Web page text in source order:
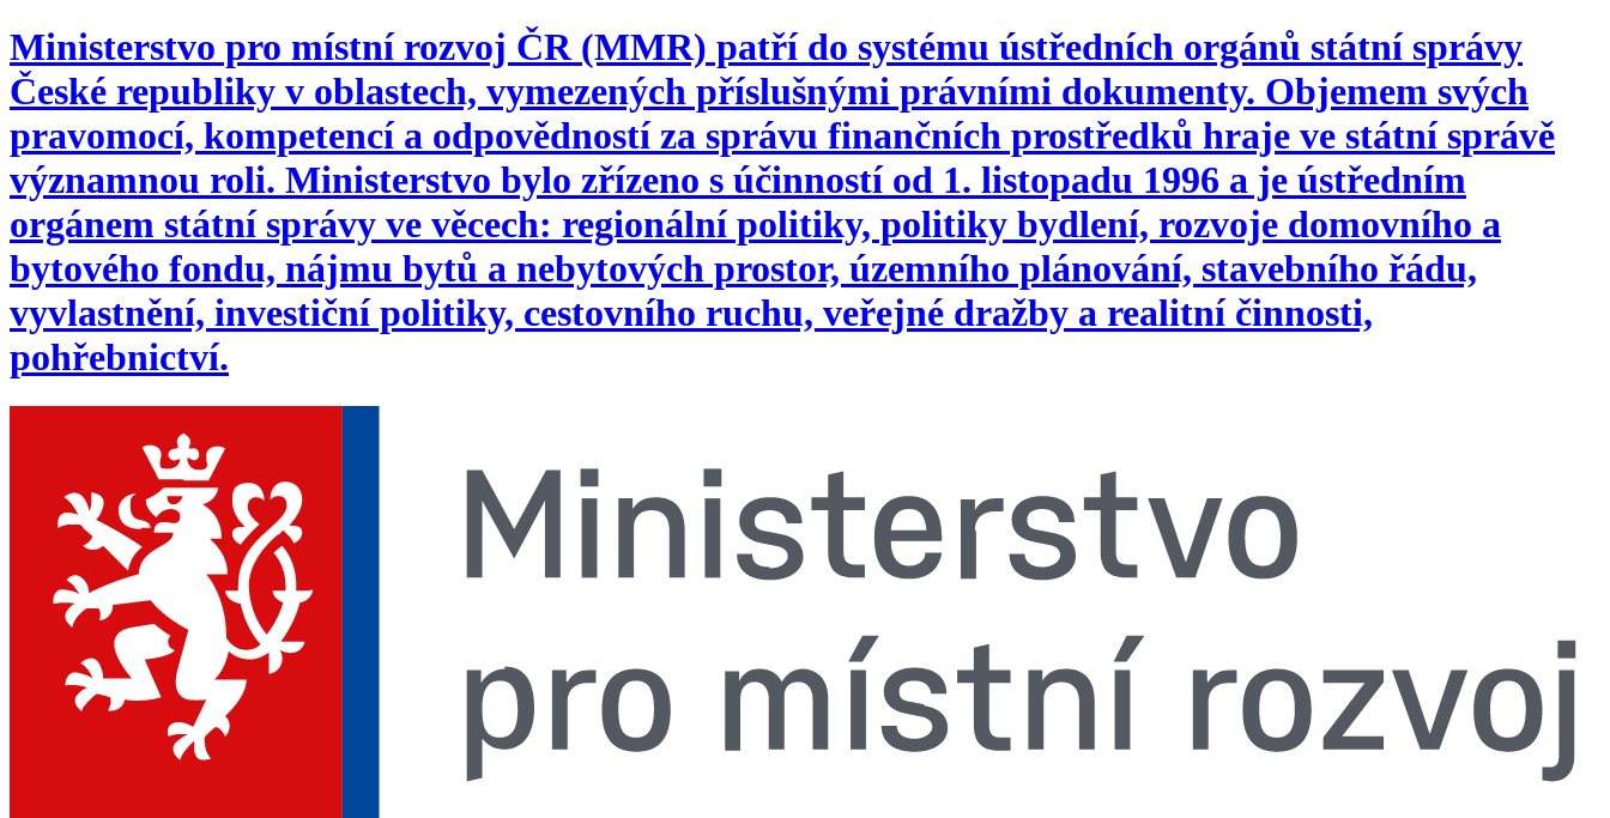
Ministerstvo pro místní rozvoj ČR (MMR) patří do systému ústředních orgánů státní správy
České republiky v oblastech, vymezených příslušnými právními dokumenty. Objemem svých
pravomocí, kompetencí a odpovědností za správu finančních prostředků hraje ve státní správě
významnou roli. Ministerstvo bylo zřízeno s účinností od 1. listopadu 1996 a je ústředním
orgánem státní správy ve věcech: regionální politiky, politiky bydlení, rozvoje domovního a
bytového fondu, nájmu bytů a nebytových prostor, územního plánování, stavebního řádu,
vyvlastnění, investiční politiky, cestovního ruchu, veřejné dražby a realitní činnosti,
pohřebnictví.